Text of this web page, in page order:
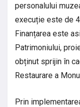
personalului
execuție este de
Finanțarea este
Patrimoniului,
obținut sprijin în
Restaurare a
Prin